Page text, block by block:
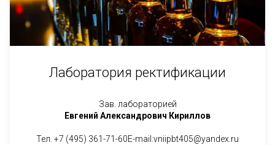
Лаборатория ректификации
Зав. лабораторией
Евгений Александрович Кириллов
Тел. +7 (495) 361-71-60E-mail:vniipbt405@yandex.ru